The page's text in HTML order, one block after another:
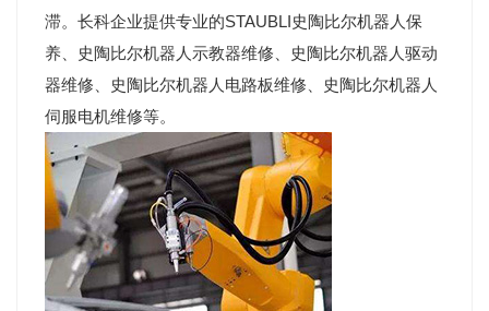
滞。长科企业提供专业的STAUBLI史陶比尔机器人保
养、史陶比尔机器人示教器维修、史陶比尔机器人驱动
器维修、史陶比尔机器人电路板维修、史陶比尔机器人
伺服电机维修等。